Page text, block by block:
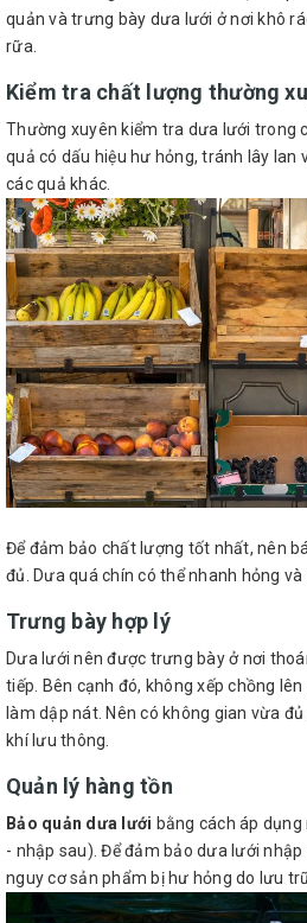
quản và trưng bày dưa lưới ở nơi khô
rữa.
Kiểm tra chất lượng thường
Thường xuyên kiểm tra dưa lưới trong
quả có dấu hiệu hư hỏng, tránh lây lan
các quả khác.
Để đảm bảo chất lượng tốt nhất, nên
đủ. Dưa quá chín có thể nhanh hỏng và
Trưng bày hợp lý
Dưa lưới nên được trưng bày ở nơi
tiếp. Bên cạnh đó, không xếp chồng
làm dập nát. Nên có không gian vừa
khí lưu thông.
Quản lý hàng tồn
Bảo quản dưa lưới bằng cách áp
- nhập sau). Để đảm bảo dưa lưới
nguy cơ sản phẩm bị hư hỏng do lưu